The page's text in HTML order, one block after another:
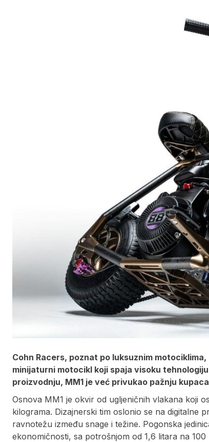
Cohn Racers, poznat po luksuznim
minijaturni motocikl koji spaja visoku
proizvodnju, MM1 je već privukao pažnju
Osnova MM1 je okvir od ugljeničnih vlakana koji
kilograma. Dizajnerski tim oslonio se na digitalne
ravnotežu između snage i težine. Pogonska
ekonomičnosti, sa potrošnjom od 1,6 litara na 100